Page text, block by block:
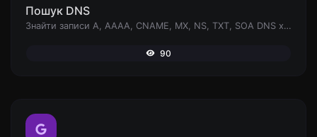
Пошук DNS
Знайти записи A, AAAA, CNAME, MX, NS, TXT, SOA DNS хоста.
90